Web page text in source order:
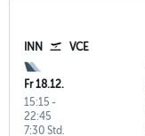
INN VCE
Fr 18.12.
15:15 -
22:45
7:30 Std.